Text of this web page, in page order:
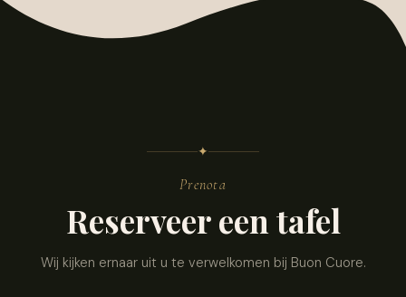
✦
Prenota
Reserveer een tafel
Wij kijken ernaar uit u te verwelkomen bij Buon Cuore.